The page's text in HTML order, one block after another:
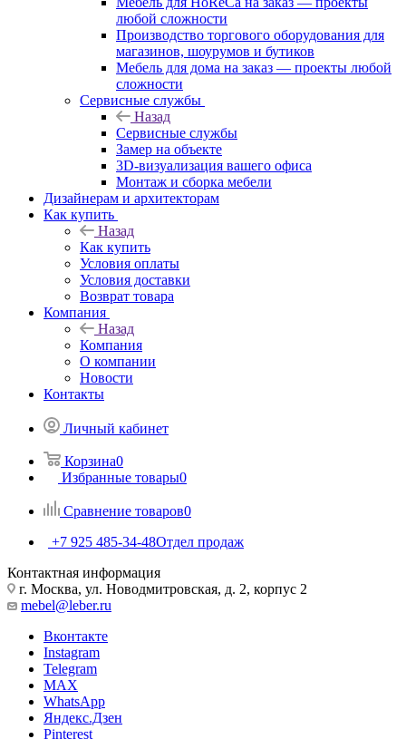
любой сложности
Производство торгового оборудования для
магазинов, шоурумов и бутиков
Мебель для дома на заказ — проекты любой
сложности
Сервисные службы
Назад
Сервисные службы
Замер на объекте
3D-визуализация вашего офиса
Монтаж и сборка мебели
Дизайнерам и архитекторам
Как купить
Назад
Как купить
Условия оплаты
Условия доставки
Возврат товара
Компания
Назад
Компания
О компании
Новости
Контакты
Личный кабинет
Корзина0
Избранные товары0
Сравнение товаров0
+7 925 485-34-48Отдел продаж
Контактная информация
г. Москва, ул. Новодмитровская, д. 2, корпус 2
mebel@leber.ru
Вконтакте
Instagram
Telegram
MAX
WhatsApp
Яндекс.Дзен
Pinterest